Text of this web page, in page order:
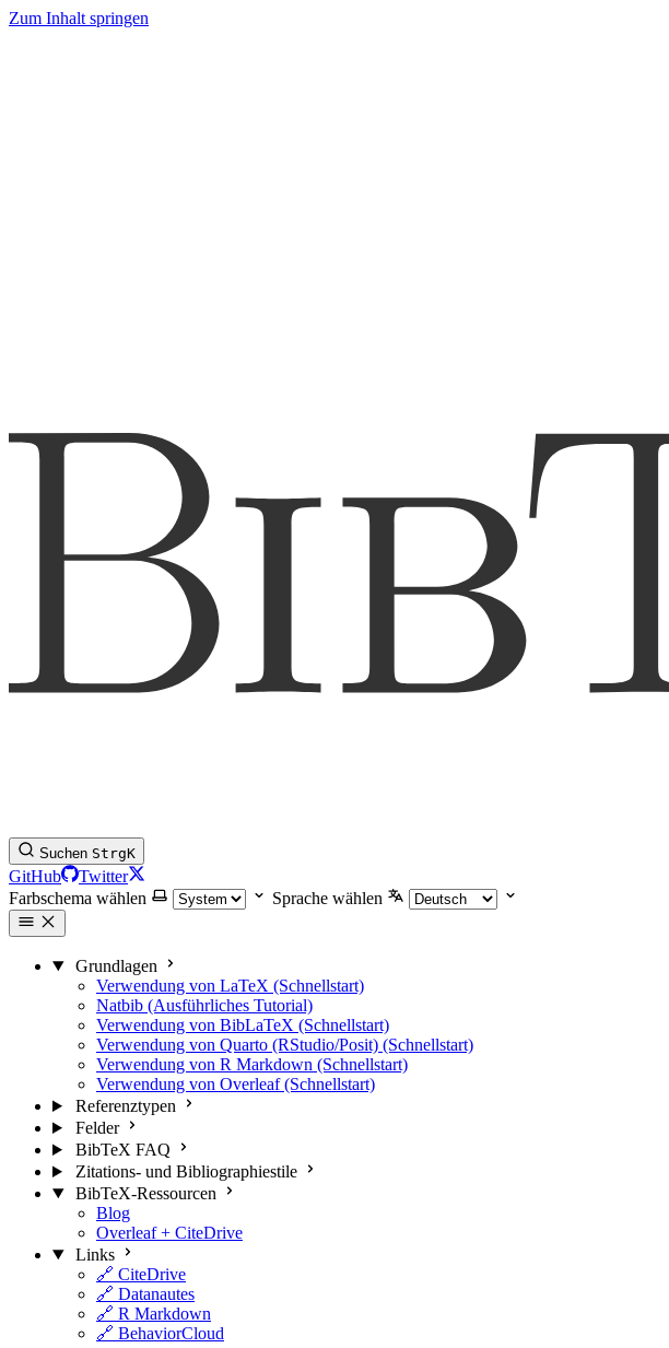
Zum Inhalt springen
Suchen StrgK
GitHub
Twitter
Farbschema wählen
Sprache wählen
Grundlagen
Verwendung von LaTeX (Schnellstart)
Natbib (Ausführliches Tutorial)
Verwendung von BibLaTeX (Schnellstart)
Verwendung von Quarto (RStudio/Posit) (Schnellstart)
Verwendung von R Markdown (Schnellstart)
Verwendung von Overleaf (Schnellstart)
Referenztypen
Felder
BibTeX FAQ
Zitations- und Bibliographiestile
BibTeX-Ressourcen
Blog
Overleaf + CiteDrive
Links
🔗 CiteDrive
🔗 Datanautes
🔗 R Markdown
🔗 BehaviorCloud